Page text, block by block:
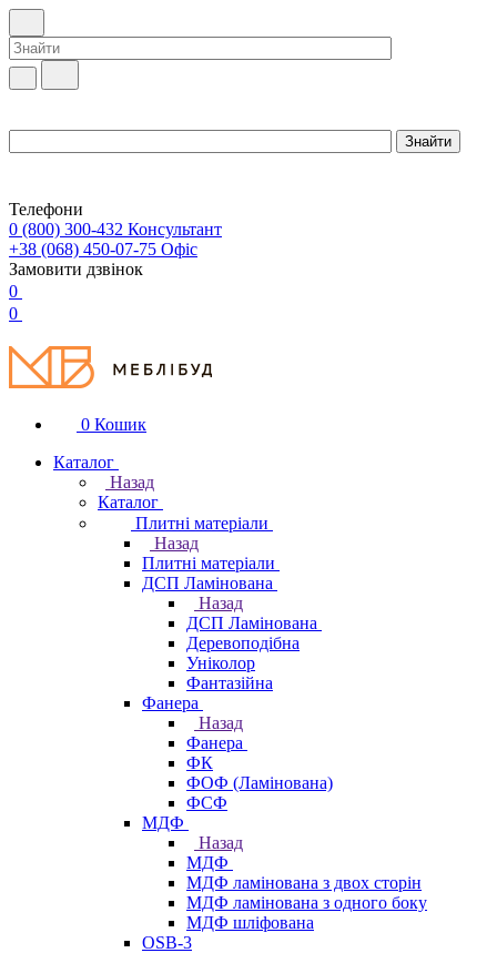
Телефони
0 (800) 300-432 Консультант
+38 (068) 450-07-75 Офіс
Замовити дзвінок
0
0
0 Кошик
Каталог
Назад
Каталог
Плитні матеріали
Назад
Плитні матеріали
ДСП Ламінована
Назад
ДСП Ламінована
Деревоподібна
Уніколор
Фантазійна
Фанера
Назад
Фанера
ФК
ФОФ (Ламінована)
ФСФ
МДФ
Назад
МДФ
МДФ ламінована з двох сторін
МДФ ламінована з одного боку
МДФ шліфована
OSB-3